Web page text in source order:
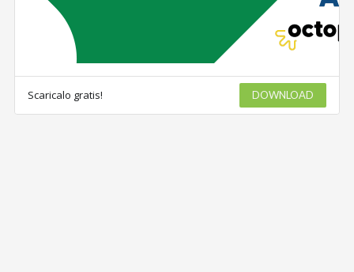
Scaricalo gratis! DOWNLOAD